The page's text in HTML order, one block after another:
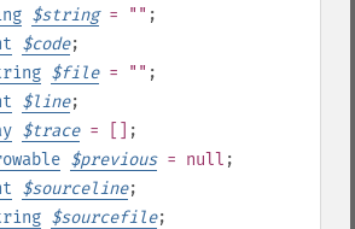
$string= "" ;
$code;
$file= "" ;
$line;
$trace= []
;
$previous= null ;
$sourceline;
$sourcefile;